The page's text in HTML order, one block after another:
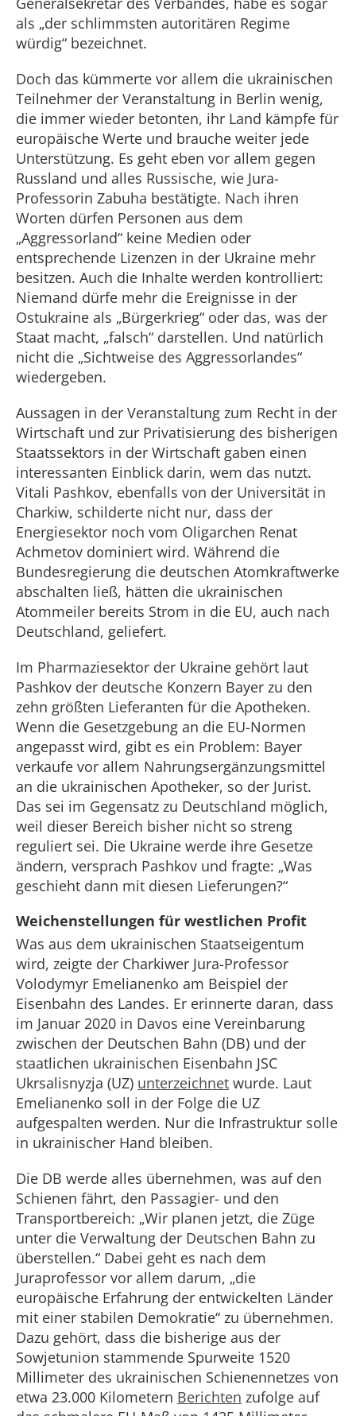
als „der schlimmsten autoritären Regime
würdig“ bezeichnet.
Doch das kümmerte vor allem die ukrainischen
Teilnehmer der Veranstaltung in Berlin wenig,
die immer wieder betonten, ihr Land kämpfe für
europäische Werte und brauche weiter jede
Unterstützung. Es geht eben vor allem gegen
Russland und alles Russische, wie Jura-
Professorin Zabuha bestätigte. Nach ihren
Worten dürfen Personen aus dem
„Aggressorland“ keine Medien oder
entsprechende Lizenzen in der Ukraine mehr
besitzen. Auch die Inhalte werden kontrolliert:
Niemand dürfe mehr die Ereignisse in der
Ostukraine als „Bürgerkrieg“ oder das, was der
Staat macht, „falsch“ darstellen. Und natürlich
nicht die „Sichtweise des Aggressorlandes“
wiedergeben.
Aussagen in der Veranstaltung zum Recht in der
Wirtschaft und zur Privatisierung des bisherigen
Staatssektors in der Wirtschaft gaben einen
interessanten Einblick darin, wem das nutzt.
Vitali Pashkov, ebenfalls von der Universität in
Charkiw, schilderte nicht nur, dass der
Energiesektor noch vom Oligarchen Renat
Achmetov dominiert wird. Während die
Bundesregierung die deutschen Atomkraftwerke
abschalten ließ, hätten die ukrainischen
Atommeiler bereits Strom in die EU, auch nach
Deutschland, geliefert.
Im Pharmaziesektor der Ukraine gehört laut
Pashkov der deutsche Konzern Bayer zu den
zehn größten Lieferanten für die Apotheken.
Wenn die Gesetzgebung an die EU-Normen
angepasst wird, gibt es ein Problem: Bayer
verkaufe vor allem Nahrungsergänzungsmittel
an die ukrainischen Apotheker, so der Jurist.
Das sei im Gegensatz zu Deutschland möglich,
weil dieser Bereich bisher nicht so streng
reguliert sei. Die Ukraine werde ihre Gesetze
ändern, versprach Pashkov und fragte: „Was
geschieht dann mit diesen Lieferungen?“
Weichenstellungen für westlichen Profit
Was aus dem ukrainischen Staatseigentum
wird, zeigte der Charkiwer Jura-Professor
Volodymyr Emelianenko am Beispiel der
Eisenbahn des Landes. Er erinnerte daran, dass
im Januar 2020 in Davos eine Vereinbarung
zwischen der Deutschen Bahn (DB) und der
staatlichen ukrainischen Eisenbahn JSC
Ukrsalisnyzja (UZ) unterzeichnet wurde. Laut
Emelianenko soll in der Folge die UZ
aufgespalten werden. Nur die Infrastruktur solle
in ukrainischer Hand bleiben.
Die DB werde alles übernehmen, was auf den
Schienen fährt, den Passagier- und den
Transportbereich: „Wir planen jetzt, die Züge
unter die Verwaltung der Deutschen Bahn zu
überstellen.“ Dabei geht es nach dem
Juraprofessor vor allem darum, „die
europäische Erfahrung der entwickelten Länder
mit einer stabilen Demokratie“ zu übernehmen.
Dazu gehört, dass die bisherige aus der
Sowjetunion stammende Spurweite 1520
Millimeter des ukrainischen Schienennetzes von
etwa 23.000 Kilometern Berichten zufolge auf